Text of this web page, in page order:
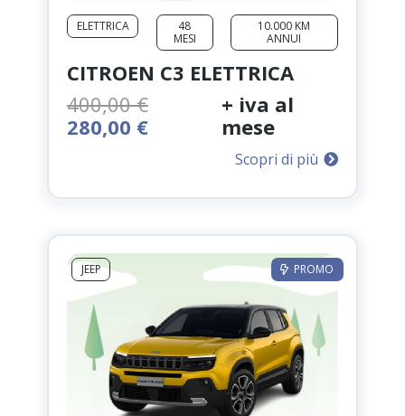
ELETTRICA
48
MESI
10.000 KM
ANNUI
CITROEN C3 ELETTRICA
400,00€
Il
era:
280,00 €Il
è:
+ iva al
mese
Scopri di più
JEEP PROMO